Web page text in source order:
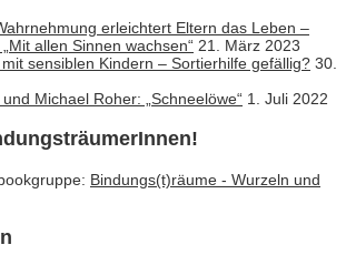
erleichtert Eltern das Leben –
allen Sinnen wachsen“ 21. März 2023
sensiblen Kindern – Sortierhilfe gefällig? 30.
Michael Roher: „Schneelöwe“ 1. Juli 2022
Bindungs(t)räume - Wurzeln und